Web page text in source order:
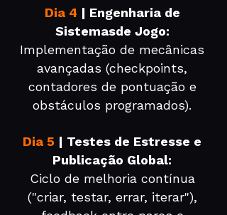
Dia 4 | Engenharia de
Sistemasde Jogo:
Implementação de mecânicas
avançadas (checkpoints,
contadores de pontuação e
obstáculos programados).
Dia 5 | Testes de Estresse e
Publicação Global:
Ciclo de melhoria contínua
("criar, testar, errar, iterar"),